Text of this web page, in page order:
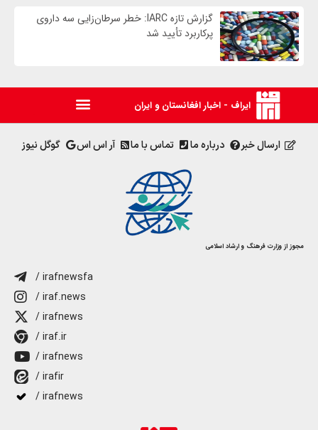
گزارش تازه IARC: خطر سرطان‌زایی سه داروی
پرکاربرد تأیید شد
ایراف - اخبار افغانستان و ایران
ارسال خبر درباره ما تماس با ما آر اس اس گوگل نیوز
مجوز از وزارت فرهنگ و ارشاد اسلامی
/ irafnewsfa
/ iraf.news
/ irafnews
/ iraf.ir
/ irafnews
/ irafir
/ irafnews